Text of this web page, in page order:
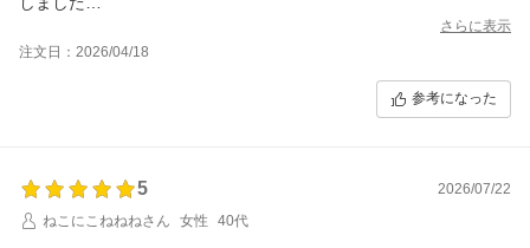
もともと髪色もブラウン系なので、はっきりピンクにはなりま
せんが、明る過ぎず暗すぎずいい感じ
シャンプーも甘い香りで洗い上がりもサラサラで気に入ってま
さらに表示
注文日：2026/04/18
参考になった
5
2026/07/22
ねこにこねねねさん
女性 40代